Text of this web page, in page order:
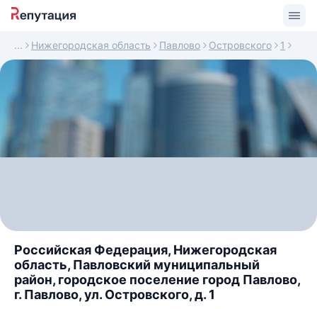
Нижегородская область Павлово Островского 1
Российская Федерация, Нижегородская
область, Павловский муниципальный
район, городское поселение город Павлово,
г. Павлово, ул. Островского, д. 1